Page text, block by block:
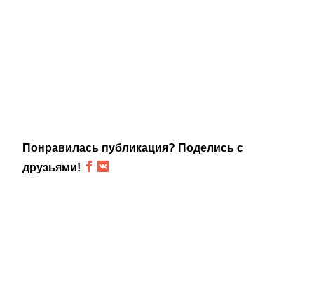
Понравилась публикация? Поделись с
друзьями!